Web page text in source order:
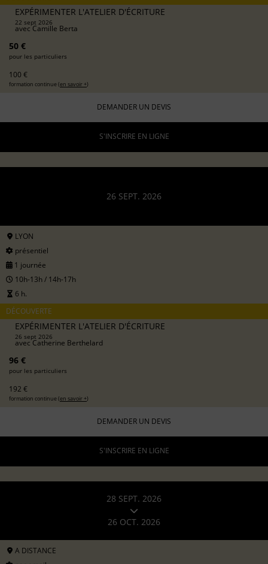
EXPÉRIMENTER L'ATELIER D'ÉCRITURE
22 sept 2026
avecCamille Berta
50 €
pour les particuliers
100 €
formation continue (en savoir +)
DEMANDER UN DEVIS
S'INSCRIRE EN LIGNE
26 SEPT. 2026
LYON
présentiel
1 journée
10h-13h / 14h-17h
6 h.
DÉCOUVERTE
EXPÉRIMENTER L'ATELIER D'ÉCRITURE
26 sept 2026
avecCatherine Berthelard
96 €
pour les particuliers
192 €
formation continue (en savoir +)
DEMANDER UN DEVIS
S'INSCRIRE EN LIGNE
28 SEPT. 2026
26 OCT. 2026
A DISTANCE